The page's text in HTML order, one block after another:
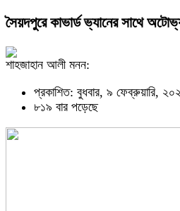
সৈয়দপুরে কাভার্ড ভ্যানের সাথে
শাহজাহান আলী মনন:
প্রকাশিত: বুধবার, ৯ ফেব্রুয়ারি,
৮১৯ বার পড়েছে